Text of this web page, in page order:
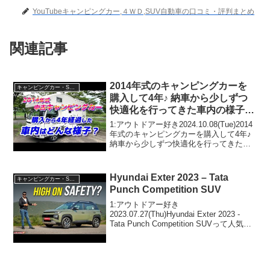
YouTubeキャンピングカー,４ＷＤ,SUV自動車の口コミ・評判まとめ
関連記事
2014年式のキャンピングカーを
購入して4年♪ 納車から少しずつ
快適化を行ってきた車内の様子や
収納などをご紹介します😊
1:アウトドアー好き2024.10.08(Tue)2014
年式のキャンピングカーを購入して4年♪
納車から少しずつ快適化を行ってきた車
で！！2:アウトドアー好き2024.1...
キャンピングカー・SUV人気車種
Hyundai Exter 2023 – Tata
Punch Competition SUV
1:アウトドアー好き
2023.07.27(Thu)Hyundai Exter 2023 -
Tata Punch Competition SUVって人気で